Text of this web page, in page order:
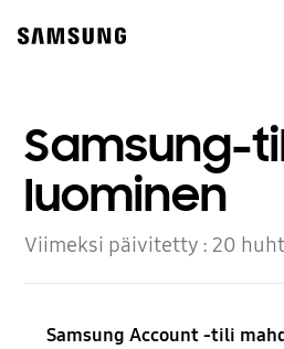
content
Samsung-
luominen
Viimeksi päivitetty :20
Samsung Account -tili